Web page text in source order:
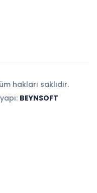
hakları saklıdır.
BEYNSOFT